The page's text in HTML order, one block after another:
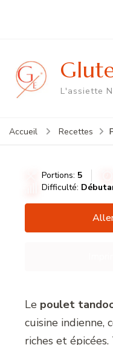
L'assiette
Accueil Recettes
Portions: 5
Difficulté:
Le poulet
cuisine indienne,
riches et